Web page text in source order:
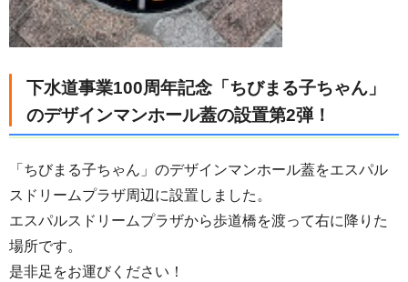
下水道事業100周年記念「ちびまる子ちゃん」
のデザインマンホール蓋の設置第2弾！
「ちびまる子ちゃん」のデザインマンホール蓋をエスパル
スドリームプラザ周辺に設置しました。
エスパルスドリームプラザから歩道橋を渡って右に降りた
場所です。
是非足をお運びください！